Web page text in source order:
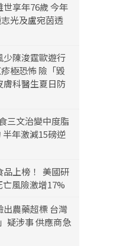
享年76歲 今年
光及盧宛茵透
少陳浚霆歐遊行
極恐怖 險「毀
膚科醫生夏日防
三文治變中度脂
半年激減15磅逆
品上榜！ 美國研
風險激增17%
農藥超標 台灣
疑涉事 供應商急